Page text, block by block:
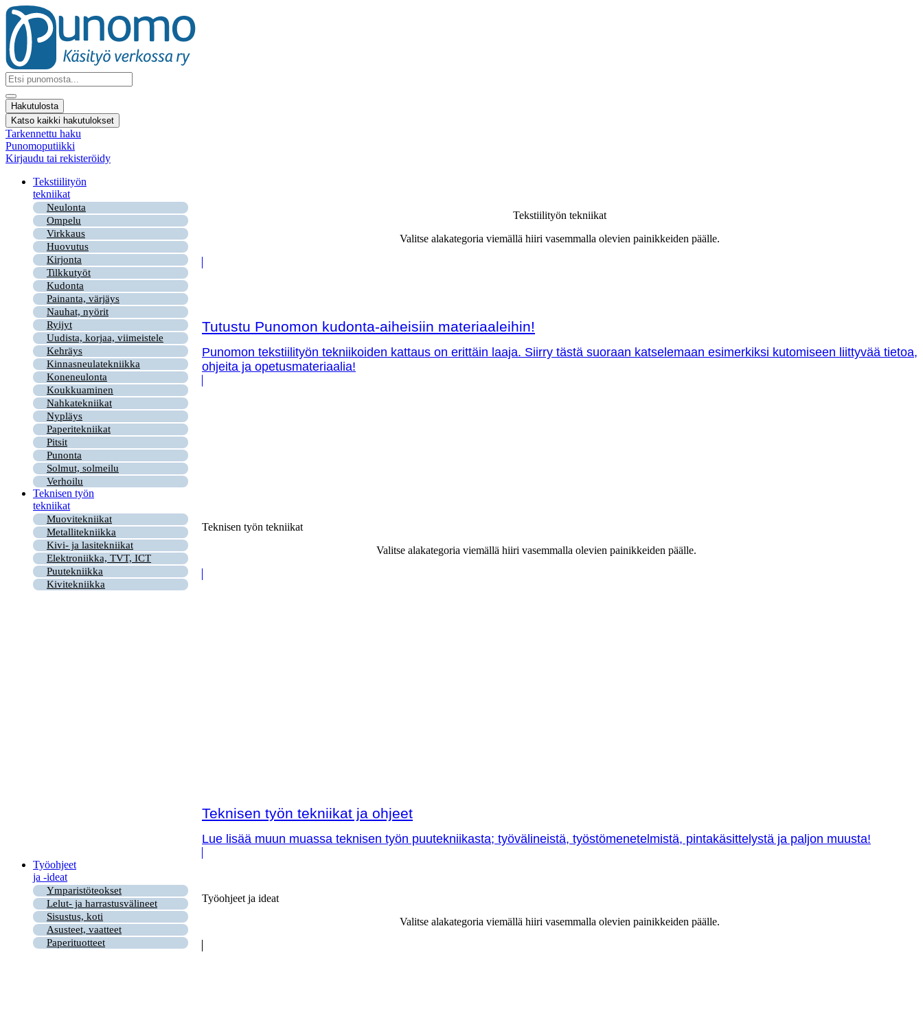
Mene
sisältöön
Search
...
Hakutulosta
Katso kaikki hakutulokset
Tarkennettu haku
Punomoputiikki
Kirjaudu tai rekisteröidy
Tekstiilityön
tekniikat
Neulonta
Ompelu
Virkkaus
Huovutus
Kirjonta
Tilkkutyöt
Kudonta
Painanta, värjäys
Nauhat, nyörit
Ryijyt
Uudista, korjaa, viimeistele
Kehräys
Kinnasneulatekniikka
Koneneulonta
Koukkuaminen
Nahkatekniikat
Nypläys
Paperitekniikat
Pitsit
Punonta
Solmut, solmeilu
Verhoilu
Tekstiilityön tekniikat
Valitse alakategoria viemällä hiiri vasemmalla olevien painikkeiden päälle.
Tutustu Punomon kudonta-aiheisiin materiaaleihin!
Punomon tekstiilityön tekniikoiden kattaus on erittäin laaja. Siirry tästä suoraan katselemaan esimerkiksi kutomiseen liittyvää tietoa,
ohjeita ja opetusmateriaalia!
Teknisen työn
tekniikat
Muovitekniikat
Metallitekniikka
Kivi- ja lasitekniikat
Elektroniikka, TVT, ICT
Puutekniikka
Kivitekniikka
Teknisen työn tekniikat
Valitse alakategoria viemällä hiiri vasemmalla olevien painikkeiden päälle.
Teknisen työn tekniikat ja ohjeet
Lue lisää muun muassa teknisen työn puutekniikasta; työvälineistä, työstömenetelmistä, pintakäsittelystä ja paljon muusta!
Työohjeet
ja -ideat
Ymparistöteokset
Lelut- ja harrastusvälineet
Sisustus, koti
Asusteet, vaatteet
Paperituotteet
Työohjeet ja ideat
Valitse alakategoria viemällä hiiri vasemmalla olevien painikkeiden päälle.